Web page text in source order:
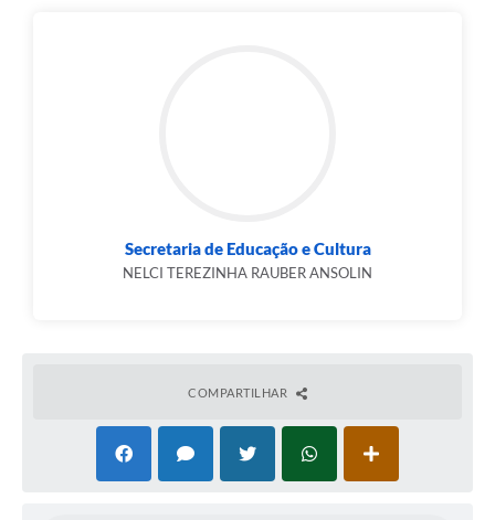
Secretaria de Educação e Cultura
NELCI TEREZINHA RAUBER ANSOLIN
COMPARTILHAR